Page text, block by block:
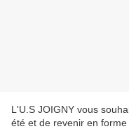
L'U.S JOIGNY vous
été et de revenir en